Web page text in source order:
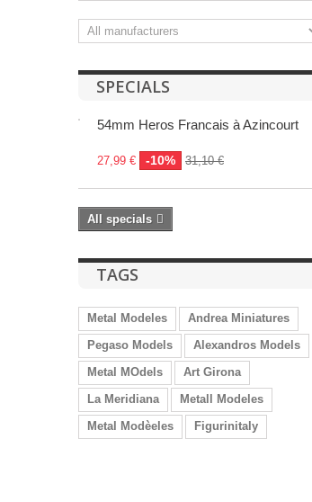
SPECIALS
54mm Heros Francais à Azincourt
27,99 € -10% 31,10 €
All specials
TAGS
Metal Modeles
Andrea Miniatures
Pegaso Models
Alexandros Models
Metal MOdels
Art Girona
La Meridiana
Metall Modeles
Metal Modèeles
Figurinitaly